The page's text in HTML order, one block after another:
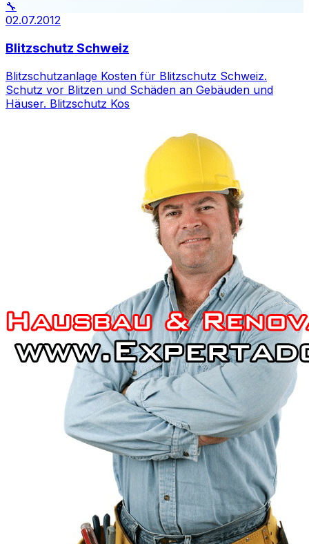
🔧
02.07.2012
Blitzschutz Schweiz
Blitzschutzanlage Kosten für Blitzschutz Schweiz.
Schutz vor Blitzen und Schäden an Gebäuden und
Häuser. Blitzschutz Kos